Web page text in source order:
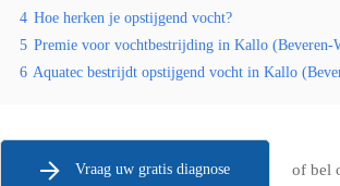
4 Hoe herken je opstijgend vocht?
5 Premie voor vochtbestrijding in Kallo (Beveren-
6 Aquatec bestrijdt opstijgend vocht in Kallo
Vraag uw gratis diagnose of bel